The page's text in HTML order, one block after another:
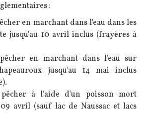
:
en marchant dans l'eau dans les
jusqu'au 10 avril inclus (frayères à
en marchant dans l'eau sur
jusqu'au 14 mai inclus
à l'aide d'un poisson mort
avril (sauf lac de Naussac et lacs